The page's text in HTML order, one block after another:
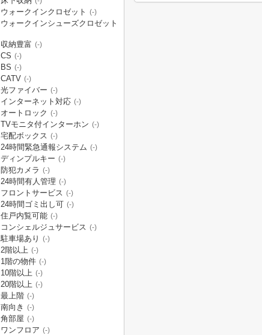
ウォークインクロゼット (-)
ウォークインシューズクロゼット
収納豊富 (-)
CS (-)
BS (-)
CATV (-)
光ファイバー (-)
インターネット対応 (-)
オートロック (-)
TVモニタ付インターホン (-)
宅配ボックス (-)
24時間緊急通報システム (-)
ディンプルキー (-)
防犯カメラ (-)
24時間有人管理 (-)
フロントサービス (-)
24時間ゴミ出し可 (-)
住戸内覧可能 (-)
コンシェルジュサービス (-)
駐車場あり (-)
2階以上 (-)
1階の物件 (-)
10階以上 (-)
20階以上 (-)
最上階 (-)
南向き (-)
角部屋 (-)
ワンフロア (-)